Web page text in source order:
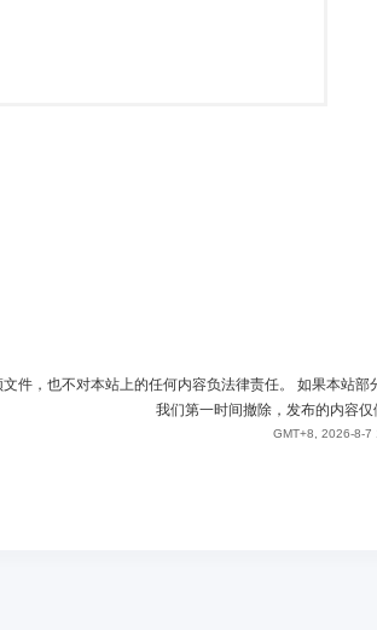
件，也不对本站上的任何内容负法律责任。 如果本站
我们第一时间撤除，发布的内容
GMT+8, 2026-8-7